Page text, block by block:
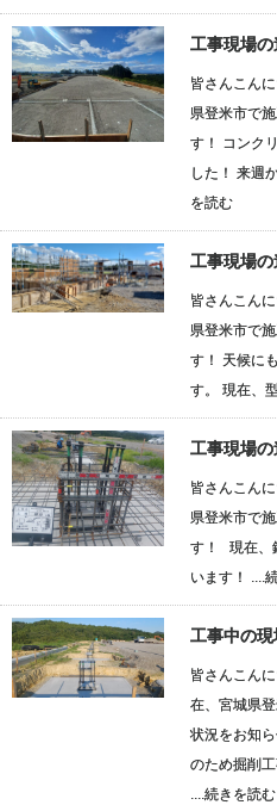
工事現場
皆さんこん
県登米市で
す！ コンク
した！ 来週
を読む
工事現場
皆さんこん
県登米市で
す！ 天候に
す。 現在、
工事現場
皆さんこん
県登米市で
す！ 現在、
います！ ....
工事中の現
皆さんこん
在、宮城県
状況をお知
のため掘削
....続きを読む